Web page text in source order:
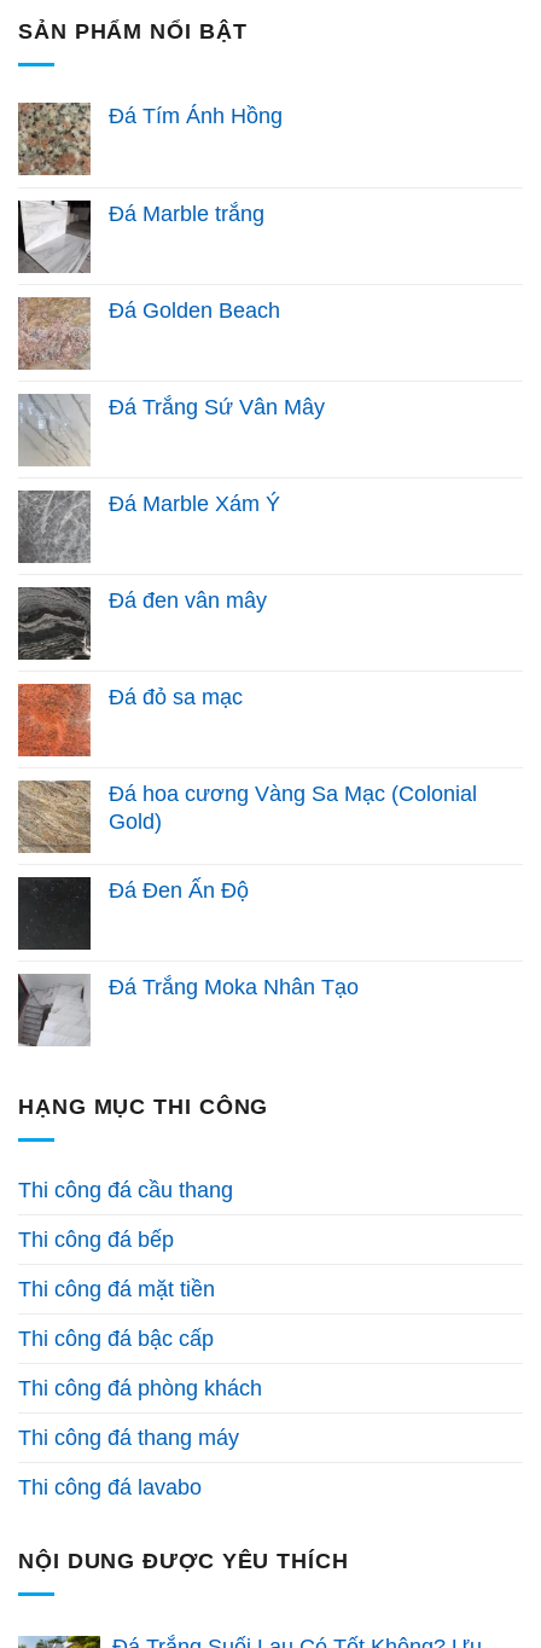
SẢN PHẨM NỔI BẬT
Đá Tím Ánh Hồng
Đá Marble trắng
Đá Golden Beach
Đá Trắng Sứ Vân Mây
Đá Marble Xám Ý
Đá đen vân mây
Đá đỏ sa mạc
Đá hoa cương Vàng Sa Mạc (Colonial
Gold)
Đá Đen Ấn Độ
Đá Trắng Moka Nhân Tạo
HẠNG MỤC THI CÔNG
Thi công đá cầu thang
Thi công đá bếp
Thi công đá mặt tiền
Thi công đá bậc cấp
Thi công đá phòng khách
Thi công đá thang máy
Thi công đá lavabo
NỘI DUNG ĐƯỢC YÊU THÍCH